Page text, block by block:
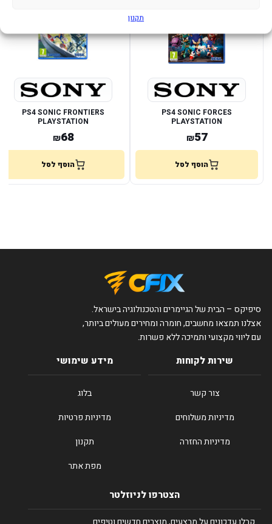
תקנון
PS4 SONIC FORCES
PLAYSTATION
₪57
הוסף לסל
PS4 SONIC FRONTIERS
PLAYSTATION
₪68
הוסף לסל
סיפיקס – הבית של הגיימרים והטכנולוגיה בישראל.
אצלנו תמצאו מחשבים, חומרה ומחירים מעולים ביותר,
עם ליווי מקצועי ותמיכה ללא פשרות.
שירות לקוחות
צור קשר
מדיניות משלוחים
מדיניות החזרה
מידע שימושי
בלוג
מדיניות פרטיות
תקנון
מפת אתר
הצטרפו לניוזלטר